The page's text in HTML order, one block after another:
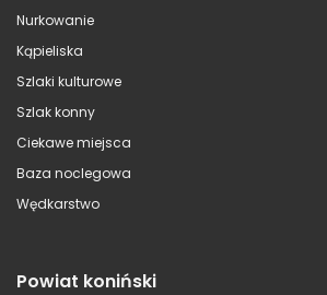
Nurkowanie
Kąpieliska
Szlaki kulturowe
Szlak konny
Ciekawe miejsca
Baza noclegowa
Wędkarstwo
Powiat koniński